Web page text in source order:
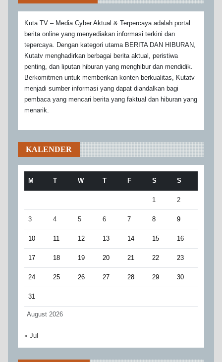
Kuta TV – Media Cyber Aktual & Terpercaya adalah portal
berita online yang menyediakan informasi terkini dan
tepercaya. Dengan kategori utama BERITA DAN HIBURAN,
Kutatv menghadirkan berbagai berita aktual, peristiwa
penting, dan liputan hiburan yang menghibur dan mendidik.
Berkomitmen untuk memberikan konten berkualitas, Kutatv
menjadi sumber informasi yang dapat diandalkan bagi
pembaca yang mencari berita yang faktual dan hiburan yang
menarik.
KALENDER
August 2026
M T W T F S S
1 2
3 4 5 6 7 8 9
10 11 12 13 14 15 16
17 18 19 20 21 22 23
24 25 26 27 28 29 30
31
« Jul